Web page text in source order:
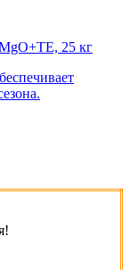
25 кг